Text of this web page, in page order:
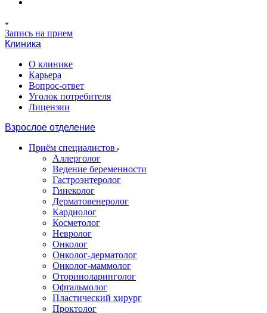
Запись на прием
Клиника
О клинике
Карьера
Вопрос-ответ
Уголок потребителя
Лицензии
Взрослое отделение
Приём специалистов
Аллерголог
Ведение беременности
Гастроэнтеролог
Гинеколог
Дерматовенеролог
Кардиолог
Косметолог
Невролог
Онколог
Онколог-дерматолог
Онколог-маммолог
Оториноларинголог
Офтальмолог
Пластический хирург
Проктолог